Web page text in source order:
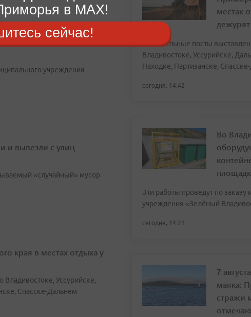
новые контейнерные
учреждения
и вывезли с улиц
«случайный» мусор
края в местах отдыха у
Уссурийске,
Спасске-Дальнем
местах
дежурят
Спасательные посты
Владивостоке, Уссурийске,
Находке, Партизанске,
сегодня, 14:42
Во
Эти работы проведут по заказу
учреждения «Зелёный
сегодня, 14:21
7
маяка:
стражи
в MAX!
сейчас!